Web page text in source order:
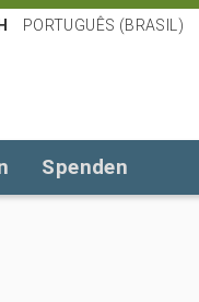
PORTUGUÊS (BRASIL)
Spenden